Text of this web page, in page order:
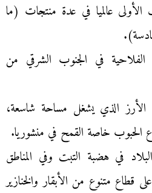
الأولى عالميا في عدة منتجات (ما
الفلاحية في الجنوب الشرقي من
الأرز الذي يشغل مساحة شاسعة،
الحبوب خاصة القمح في منشوريا.
في هضبة التبت وفي المناطق
على قطاع متنوع من الأبقار والخنازير